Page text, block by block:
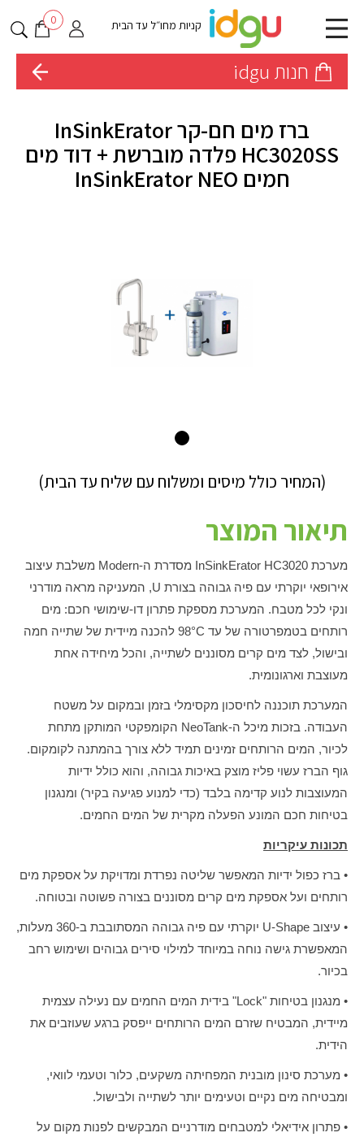
קניות מחו״ל עד הבית 0
חנות idgu
ברז מים חם-קר InSinkErator
HC3020SS פלדה מוברשת + דוד מים
חמים InSinkErator NEO
(המחיר כולל מיסים ומשלוח עם שליח עד הבית)
תיאור המוצר
מערכת InSinkErator HC3020 מסדרת ה-Modern משלבת עיצוב
אירופאי יוקרתי עם פיה גבוהה בצורת U, המעניקה מראה מודרני
ונקי לכל מטבח. המערכת מספקת פתרון דו-שימושי חכם: מים
רותחים בטמפרטורה של עד 98°C להכנה מיידית של שתייה חמה
ובישול, לצד מים קרים מסוננים לשתייה, והכל מיחידה אחת
מעוצבת וארגונומית.
המערכת תוכננה לחיסכון מקסימלי בזמן ובמקום על משטח
העבודה. בזכות מיכל ה-NeoTank הקומפקטי המותקן מתחת
לכיור, המים הרותחים זמינים תמיד ללא צורך בהמתנה לקומקום.
גוף הברז עשוי פליז מוצק באיכות גבוהה, והוא כולל ידיות
המעוצבות לנוע קדימה בלבד (כדי למנוע פגיעה בקיר) ומנגנון
בטיחות חכם המונע הפעלה מקרית של המים החמים.
תכונות עיקריות
• ברז כפול ידיות המאפשר שליטה נפרדת ומדויקת על אספקת מים
רותחים ועל אספקת מים קרים מסוננים בצורה פשוטה ובטוחה.
• עיצוב U-Shape יוקרתי עם פיה גבוהה המסתובבת ב-360 מעלות,
המאפשרת גישה נוחה במיוחד למילוי סירים גבוהים ושימוש רחב
בכיור.
• מנגנון בטיחות "Lock" בידית המים החמים עם נעילה עצמית
מיידית, המבטיח שזרם המים הרותחים ייפסק ברגע שעוזבים את
הידית.
• מערכת סינון מובנית המפחיתה משקעים, כלור וטעמי לוואי,
ומבטיחה מים נקיים וטעימים יותר לשתייה ולבישול.
• פתרון אידיאלי למטבחים מודרניים המבקשים לפנות מקום על